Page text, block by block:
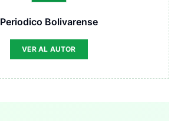
Periodico Bolivarense
VER AL AUTOR